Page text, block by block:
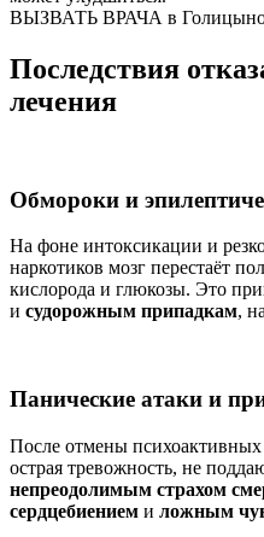
ВЫЗВАТЬ ВРАЧА в
Последствия
лечения
Обмороки и
На фоне интоксикации и
наркотиков мозг перестаёт
кислорода и глюкозы. Это
и судорожным припадкам,
Панические атаки и
После отмены психоактивных
острая тревожность, не
непреодолимым страхом
сердцебиением и ложным